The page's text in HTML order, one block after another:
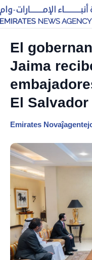
El
Jaima
El
Emirates